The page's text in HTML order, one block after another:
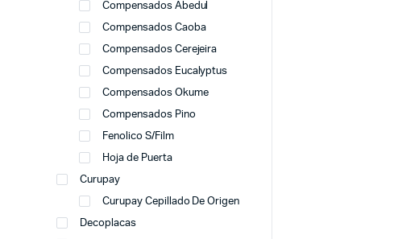
Compensados Abedul
Compensados Caoba
Compensados Cerejeira
Compensados Eucalyptus
Compensados Okume
Compensados Pino
Fenolico S/Film
Hoja de Puerta
Curupay
Curupay Cepillado De Origen
Decoplacas